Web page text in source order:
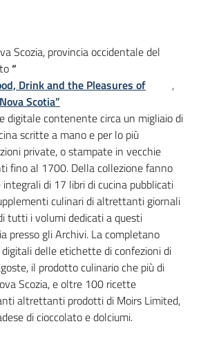
Scozia, provincia occidentale del
“
Drink and the Pleasures of
Scotia”
,
digitale contenente circa un migliaio di
scritte a mano e per lo più
private, o stampate in vecchie
fino al 1700. Della collezione fanno
di 17 libri di cucina pubblicati
culinari di altrettanti giornali
tutti i volumi dedicati a questi
presso gli Archivi. La completano
delle etichette di confezioni di
il prodotto culinario che più di
Scozia, e oltre 100 ricette
altrettanti prodotti di Moirs Limited,
di cioccolato e dolciumi.